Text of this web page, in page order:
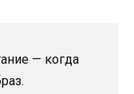
— когда